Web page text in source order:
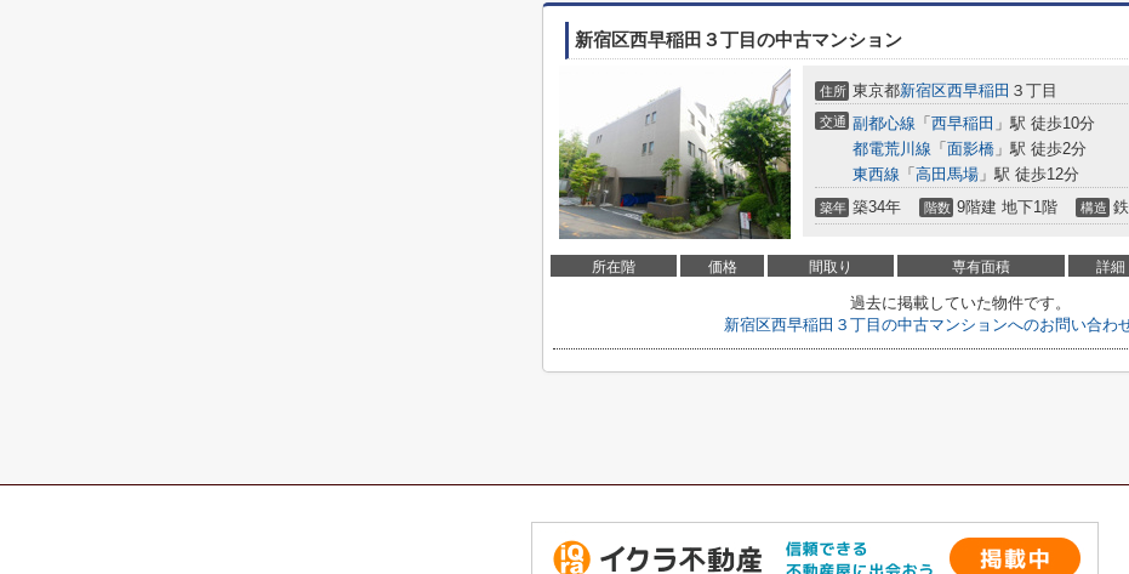
新宿区西早稲田３丁目の中古マンション
住所 東京都新宿区西早稲田 ３丁目
交通 副都心線 「 西早稲田 」駅 徒歩10分
都電荒川線 「 面影橋 」駅 徒歩2分
東西線 「 高田馬場 」駅 徒歩12分
築年 築34年 階数 9階建 地下1階 構造
所在階 価格 間取り 専有面積 詳細
過去に掲載していた物件です。
新宿区西早稲田３丁目の中古マンションへのお問い合わ